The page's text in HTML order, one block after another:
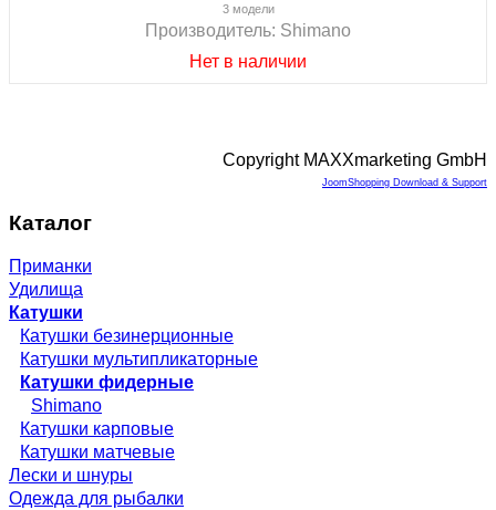
3 модели
Производитель: Shimano
Нет в наличии
Copyright MAXXmarketing GmbH
JoomShopping Download & Support
Каталог
Приманки
Удилища
Катушки
Катушки безинерционные
Катушки мультипликаторные
Катушки фидерные
Shimano
Катушки карповые
Катушки матчевые
Лески и шнуры
Одежда для рыбалки